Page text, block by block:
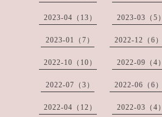
2023-04（13） 2023-03（5）
2023-01（7） 2022-12（6）
2022-10（10） 2022-09（4）
2022-07（3） 2022-06（6）
2022-04（12） 2022-03（4）